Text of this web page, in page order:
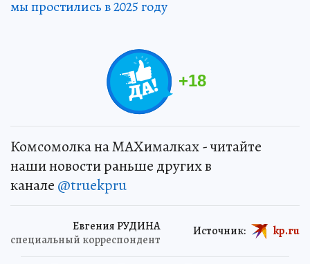
мы простились в 2025 году
+18
Комсомолка на MAXималках - читайте
наши новости раньше других в
канале @truekpru
Евгения РУДИНА
специальный корреспондент
Источник: kp.ru